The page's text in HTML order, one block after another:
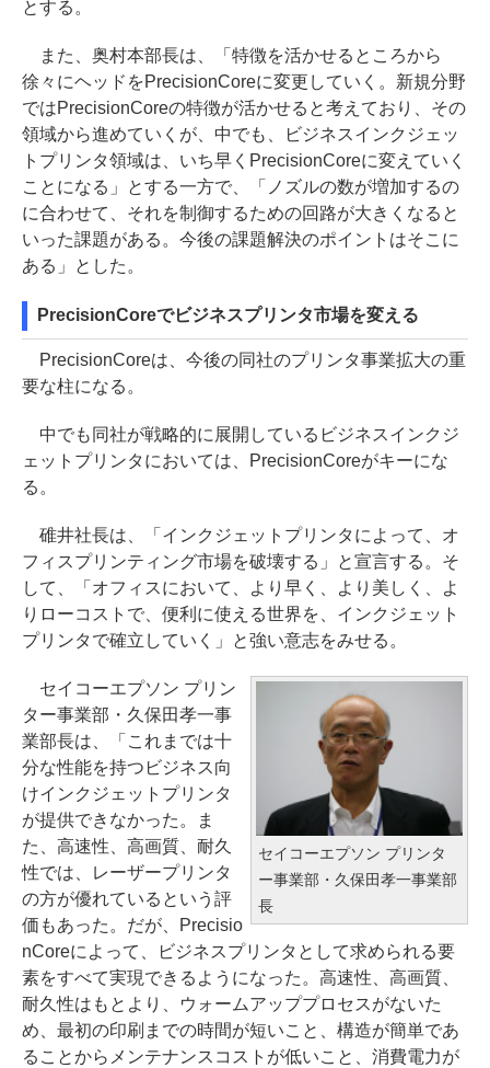
とする。
また、奥村本部長は、「特徴を活かせるところから
徐々にヘッドをPrecisionCoreに変更していく。新規分野
ではPrecisionCoreの特徴が活かせると考えており、その
領域から進めていくが、中でも、ビジネスインクジェッ
トプリンタ領域は、いち早くPrecisionCoreに変えていく
ことになる」とする一方で、「ノズルの数が増加するの
に合わせて、それを制御するための回路が大きくなると
いった課題がある。今後の課題解決のポイントはそこに
ある」とした。
PrecisionCoreでビジネスプリンタ市場を変える
PrecisionCoreは、今後の同社のプリンタ事業拡大の重
要な柱になる。
中でも同社が戦略的に展開しているビジネスインクジ
ェットプリンタにおいては、PrecisionCoreがキーにな
る。
碓井社長は、「インクジェットプリンタによって、オ
フィスプリンティング市場を破壊する」と宣言する。そ
して、「オフィスにおいて、より早く、より美しく、よ
りローコストで、便利に使える世界を、インクジェット
プリンタで確立していく」と強い意志をみせる。
セイコーエプソン プリンタ
ー事業部・久保田孝一事業部
長
セイコーエプソン プリン
ター事業部・久保田孝一事
業部長は、「これまでは十
分な性能を持つビジネス向
けインクジェットプリンタ
が提供できなかった。ま
た、高速性、高画質、耐久
性では、レーザープリンタ
の方が優れているという評
価もあった。だが、Precisio
nCoreによって、ビジネスプリンタとして求められる要
素をすべて実現できるようになった。高速性、高画質、
耐久性はもとより、ウォームアッププロセスがないた
め、最初の印刷までの時間が短いこと、構造が簡単であ
ることからメンテナンスコストが低いこと、消費電力が